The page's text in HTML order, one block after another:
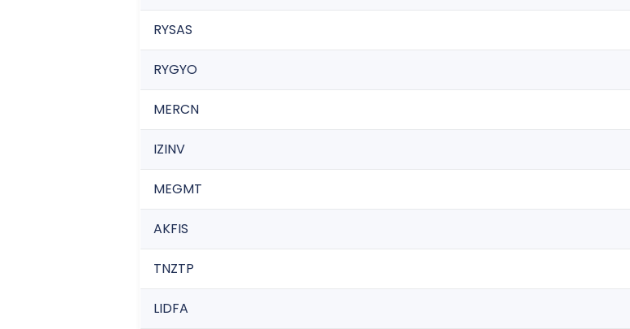
RYSAS
RYGYO
MERCN
IZINV
MEGMT
AKFIS
TNZTP
LIDFA